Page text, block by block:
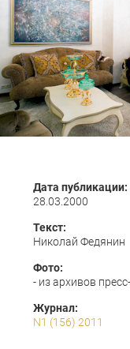
Дата публикации:
28.03.2000
Текст:
Николай Федянин
Фото:
- из архивов
Журнал:
N1 (156) 2011